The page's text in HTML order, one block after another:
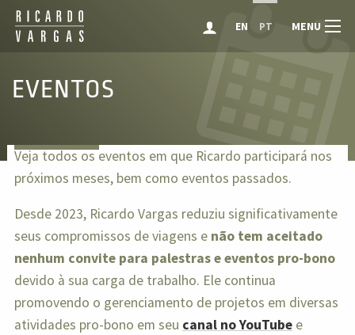
EN PT MENU
EVENTOS
Veja todos os eventos em que Ricardo participará nos
próximos meses, bem como eventos passados.
Desde 2023, Ricardo Vargas reduziu significativamente
seus compromissos de viagens e não tem aceitado
nenhum convite para palestras e eventos pro-bono
devido à sua carga de trabalho. Ele continua
promovendo o gerenciamento de projetos em diversas
atividades pro-bono em seu canal no YouTube e